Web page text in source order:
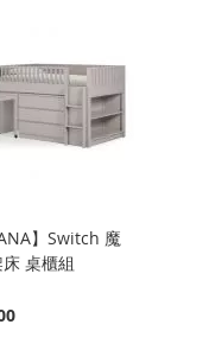
】Switch 魔
桌櫃組